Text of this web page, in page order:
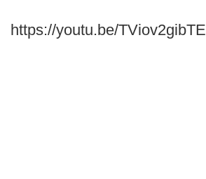
https://youtu.be/TViov2gibTE